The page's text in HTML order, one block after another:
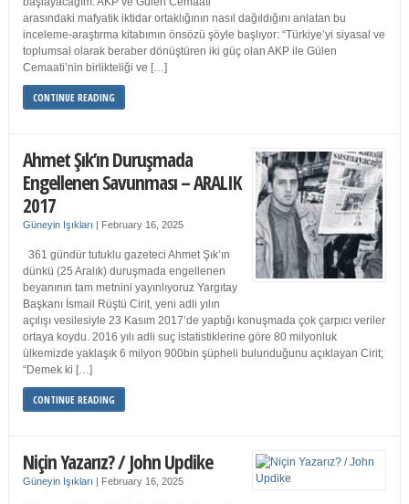
arasındaki mafyatik iktidar ortaklığının nasıl dağıldığını anlatan bu
inceleme-araştırma kitabımın önsözü şöyle başlıyor: “Türkiye’yi siyasal ve
toplumsal olarak beraber dönüştüren iki güç olan AKP ile Gülen
Cemaati’nin birlikteliği ve […]
CONTINUE READING
Ahmet Şık’ın Duruşmada
Engellenen Savunması – ARALIK
2017
Güneyin Işıkları | February 16, 2025
361 gündür tutuklu gazeteci Ahmet Şık’ın
dünkü (25 Aralık) duruşmada engellenen
beyanının tam metnini yayınlıyoruz Yargıtay
Başkanı İsmail Rüştü Cirit, yeni adli yılın
açılışı vesilesiyle 23 Kasım 2017’de yaptığı konuşmada çok çarpıcı veriler
ortaya koydu. 2016 yılı adli suç istatistiklerine göre 80 milyonluk
ülkemizde yaklaşık 6 milyon 900bin şüpheli bulunduğunu açıklayan Cirit;
“Demek ki […]
CONTINUE READING
Niçin Yazarız? / John Updike
Güneyin Işıkları | February 16, 2025